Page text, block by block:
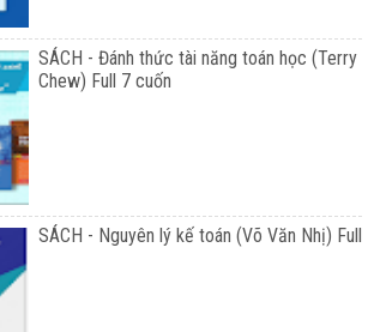
SÁCH - Đánh thức tài năng toán học (Terry
Chew) Full 7 cuốn
SÁCH - Nguyên lý kế toán (Võ Văn Nhị) Full